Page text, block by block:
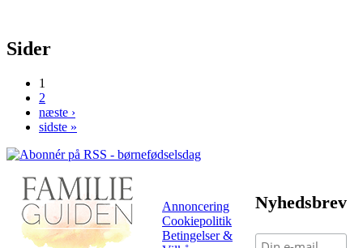
Sider
1
2
næste ›
sidste »
Annoncering
Cookiepolitik
Betingelser &
Nyhedsbrev